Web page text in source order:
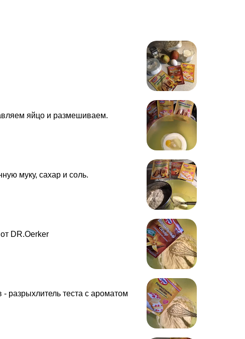
яйцо и размешиваем.
муку, сахар и соль.
DR.Oerker
разрыхлитель теста с ароматом